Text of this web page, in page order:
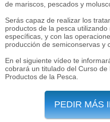
de mariscos, pescados y
Serás capaz de realizar los
productos de la pesca
específicas, y con las
producción de semiconservas y
En el siguiente vídeo te
cobrará un titulado del Curso
Productos de la Pesca.
PEDIR MÁS